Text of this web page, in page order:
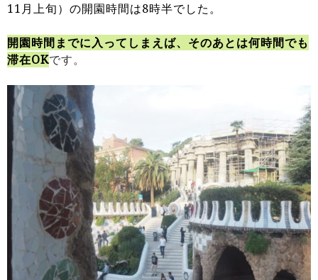
11月上旬）の開園時間は8時半でした。
開園時間までに入ってしまえば、そのあとは何時間でも
滞在OKです。